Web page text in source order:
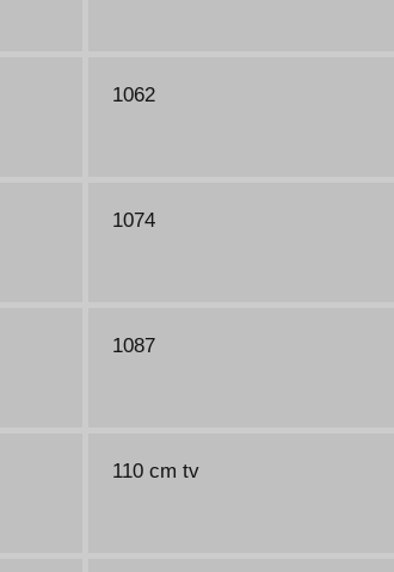
1062
1074
1087
110 cm tv